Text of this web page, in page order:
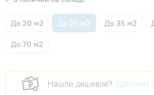
До 20 м2 До 25 м2 До 35 м2
До 70 м2
Нашли дешевле? Сделаем